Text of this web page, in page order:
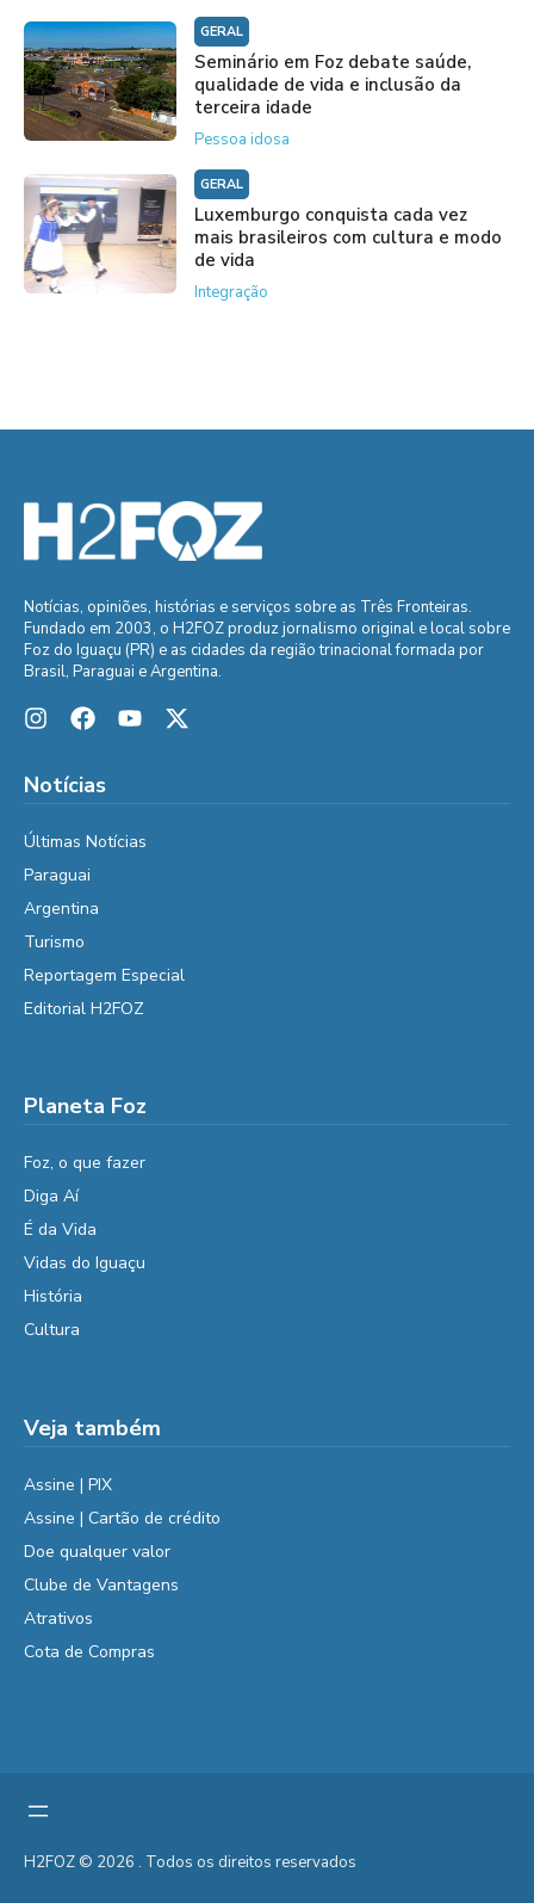
GERAL
Seminário em Foz debate saúde,
qualidade de vida e inclusão da
terceira idade
Pessoa idosa
GERAL
Luxemburgo conquista cada vez
mais brasileiros com cultura e modo
de vida
Integração
Notícias, opiniões, histórias e serviços sobre as Três Fronteiras.
Fundado em 2003, o H2FOZ produz jornalismo original e local sobre
Foz do Iguaçu (PR) e as cidades da região trinacional formada por
Brasil, Paraguai e Argentina.
Notícias
Últimas Notícias
Paraguai
Argentina
Turismo
Reportagem Especial
Editorial H2FOZ
Planeta Foz
Foz, o que fazer
Diga Aí
É da Vida
Vidas do Iguaçu
História
Cultura
Veja também
Assine | PIX
Assine | Cartão de crédito
Doe qualquer valor
Clube de Vantagens
Atrativos
Cota de Compras
H2FOZ © 2026 . Todos os direitos reservados